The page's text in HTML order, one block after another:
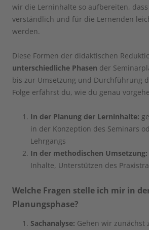
wir die Lerninhalte so aufbereiten,
verständlich und für die Lernenden
werden.
Diese Formen der didaktischen
unterschiedliche Phasen der
bis zur Umsetzung und Durchführung
Folge erfährst du, wie du genau
In der Planung der Lerninhalte:
in der Konzeption des Seminars
Lehrgangs
In der methodischen Umsetzung:
Inhalte, Unterstützen des
Welche Fragen stelle ich mir in
Planungsphase?
Sachanalyse: Gehen wir zunächst